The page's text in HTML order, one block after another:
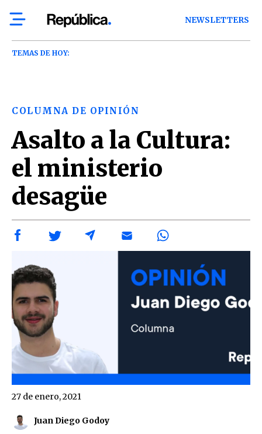
NEWSLETTERS
TEMAS DE HOY:
COLUMNA DE OPINIÓN
Asalto a la Cultura:
el ministerio
desagüe
Juan Diego Godoy
27 de enero, 2021